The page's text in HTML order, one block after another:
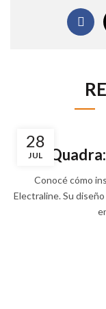
28
JUL
Conocé cómo
Electraline. Su